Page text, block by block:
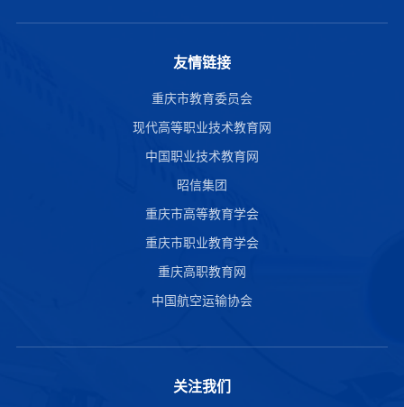
友情链接
重庆市教育委员会
现代高等职业技术教育网
中国职业技术教育网
昭信集团
重庆市高等教育学会
重庆市职业教育学会
重庆高职教育网
中国航空运输协会
关注我们